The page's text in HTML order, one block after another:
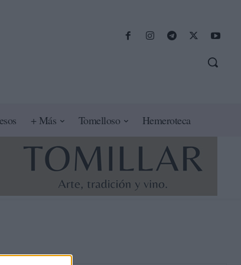
+ Más Tomelloso Hemeroteca